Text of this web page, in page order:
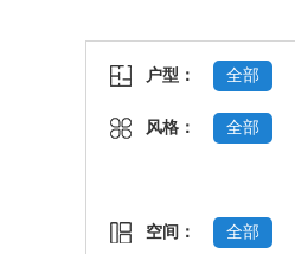
户型： 全部
风格： 全部
空间： 全部